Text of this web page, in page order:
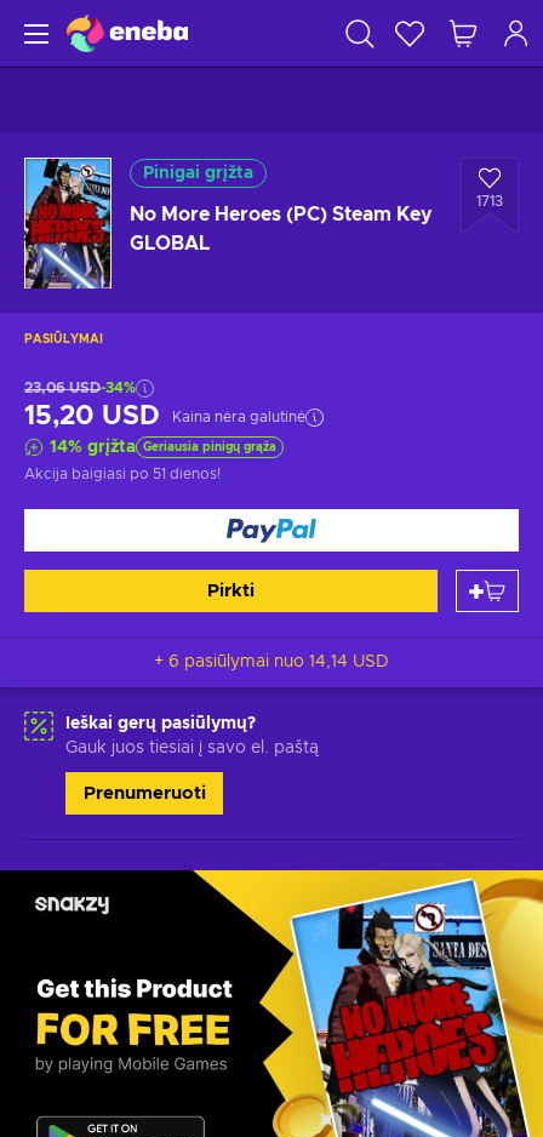
Pinigai grįžta
No More Heroes (PC) Steam Key
GLOBAL
1713
PASIŪLYMAI
23,06 USD-34%
15,20 USD Kaina nėra galutinė
14% grįžta Geriausia pinigų grąža
Akcija baigiasi po 51 dienos!
Pirkti
+ 6 pasiūlymai nuo 14,14 USD
Ieškai gerų pasiūlymų?
Gauk juos tiesiai į savo el. paštą
Prenumeruoti